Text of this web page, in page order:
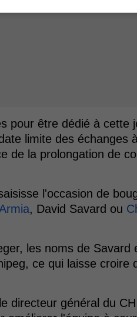
pour être dédié à cette
limite des échanges
de la prolongation de
l'occasion de
, David Savard ou
les noms de Savard
ce qui laisse croire
directeur général du